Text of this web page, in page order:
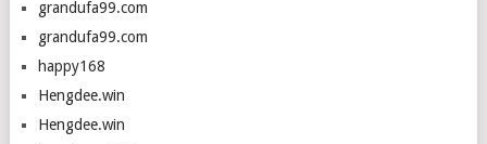
grandufa99.com
grandufa99.com
happy168
Hengdee.win
Hengdee.win